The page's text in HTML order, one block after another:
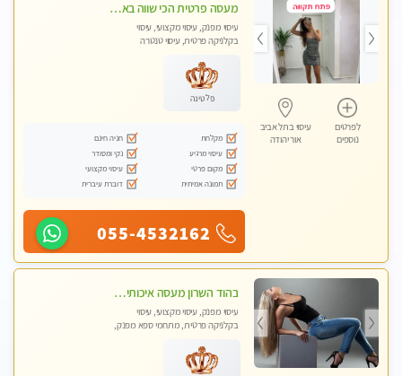
לפרטים
נוספים
עיסוי בתל אביב
אור יהודה
מעסה פרטית הכי שווה באזור המרכז!!!
עיסוי מפנק, עיסוי מקצועי, עיסוי
בקלניקה פרטית, עיסוי טנטרה
פלטינה
מקלחת
חניה חינם
עיסוי מרגיע
נקי ומסודר
מקום פרטי
עיסוי מקצועי
תמונה אמיתית
דוברת עיברית
055-4532162
בהוד השרון מעסה איכותית מקצועית ומפנקת חדשה מעסה צעירה ואלופה לעיסוי מפנק מומלץ מאוד ....פרטי!!
עיסוי מפנק, עיסוי מקצועי, עיסוי
בקלניקה פרטית, מתחמי ספא מפנק,